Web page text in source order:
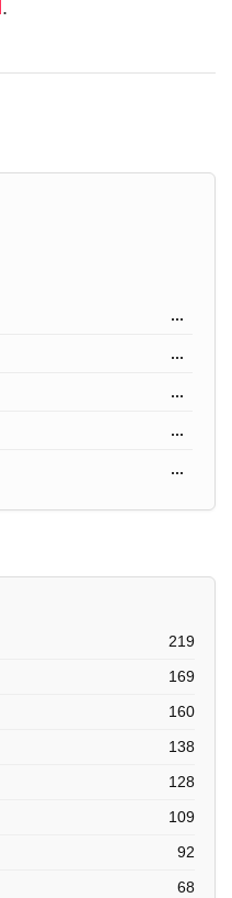
.
...
...
...
...
...
219
169
160
138
128
109
92
68